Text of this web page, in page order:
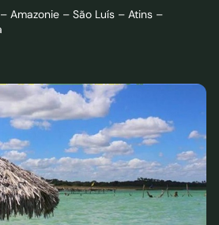
Amazonie – São Luís – Atins –